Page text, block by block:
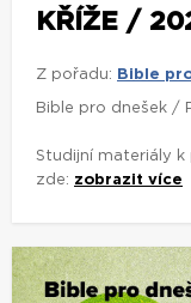
KŘÍŽE /
Z pořadu: Bible
Bible pro dnešek /
Studijní materiály
zde: zobrazit více